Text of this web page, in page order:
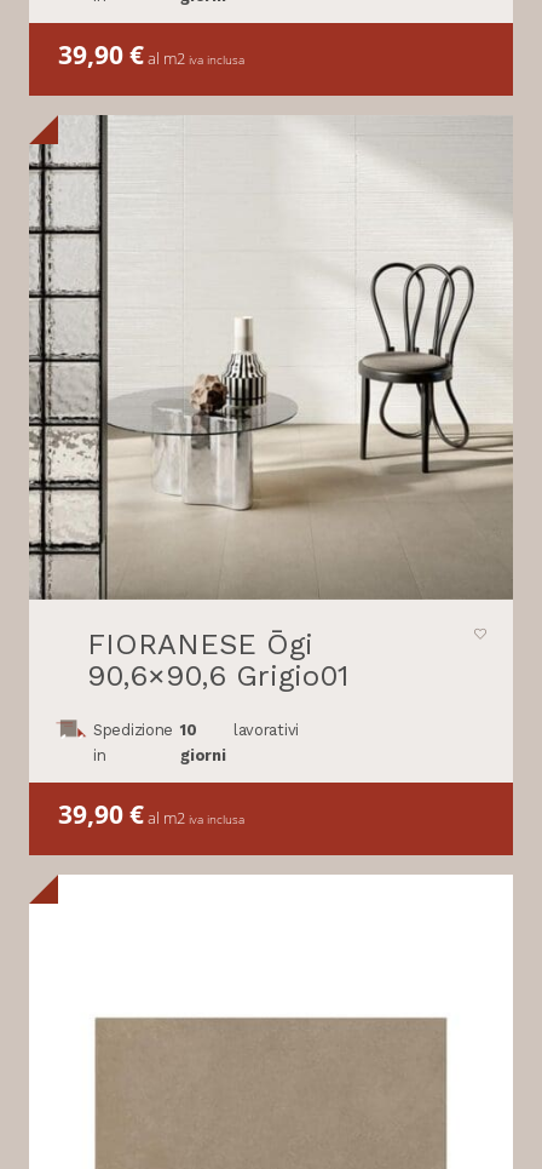
39,90€al m2 iva inclusa
FIORANESE Ōgi
90,6×90,6 Grigio01
Spedizione
in
10
giorni
lavorativi
39,90€al m2 iva inclusa